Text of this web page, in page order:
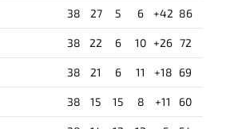
38 27 5 6 +42 86
38 22 6 10 +26 72
38 21 6 11 +18 69
38 15 15 8 +11 60